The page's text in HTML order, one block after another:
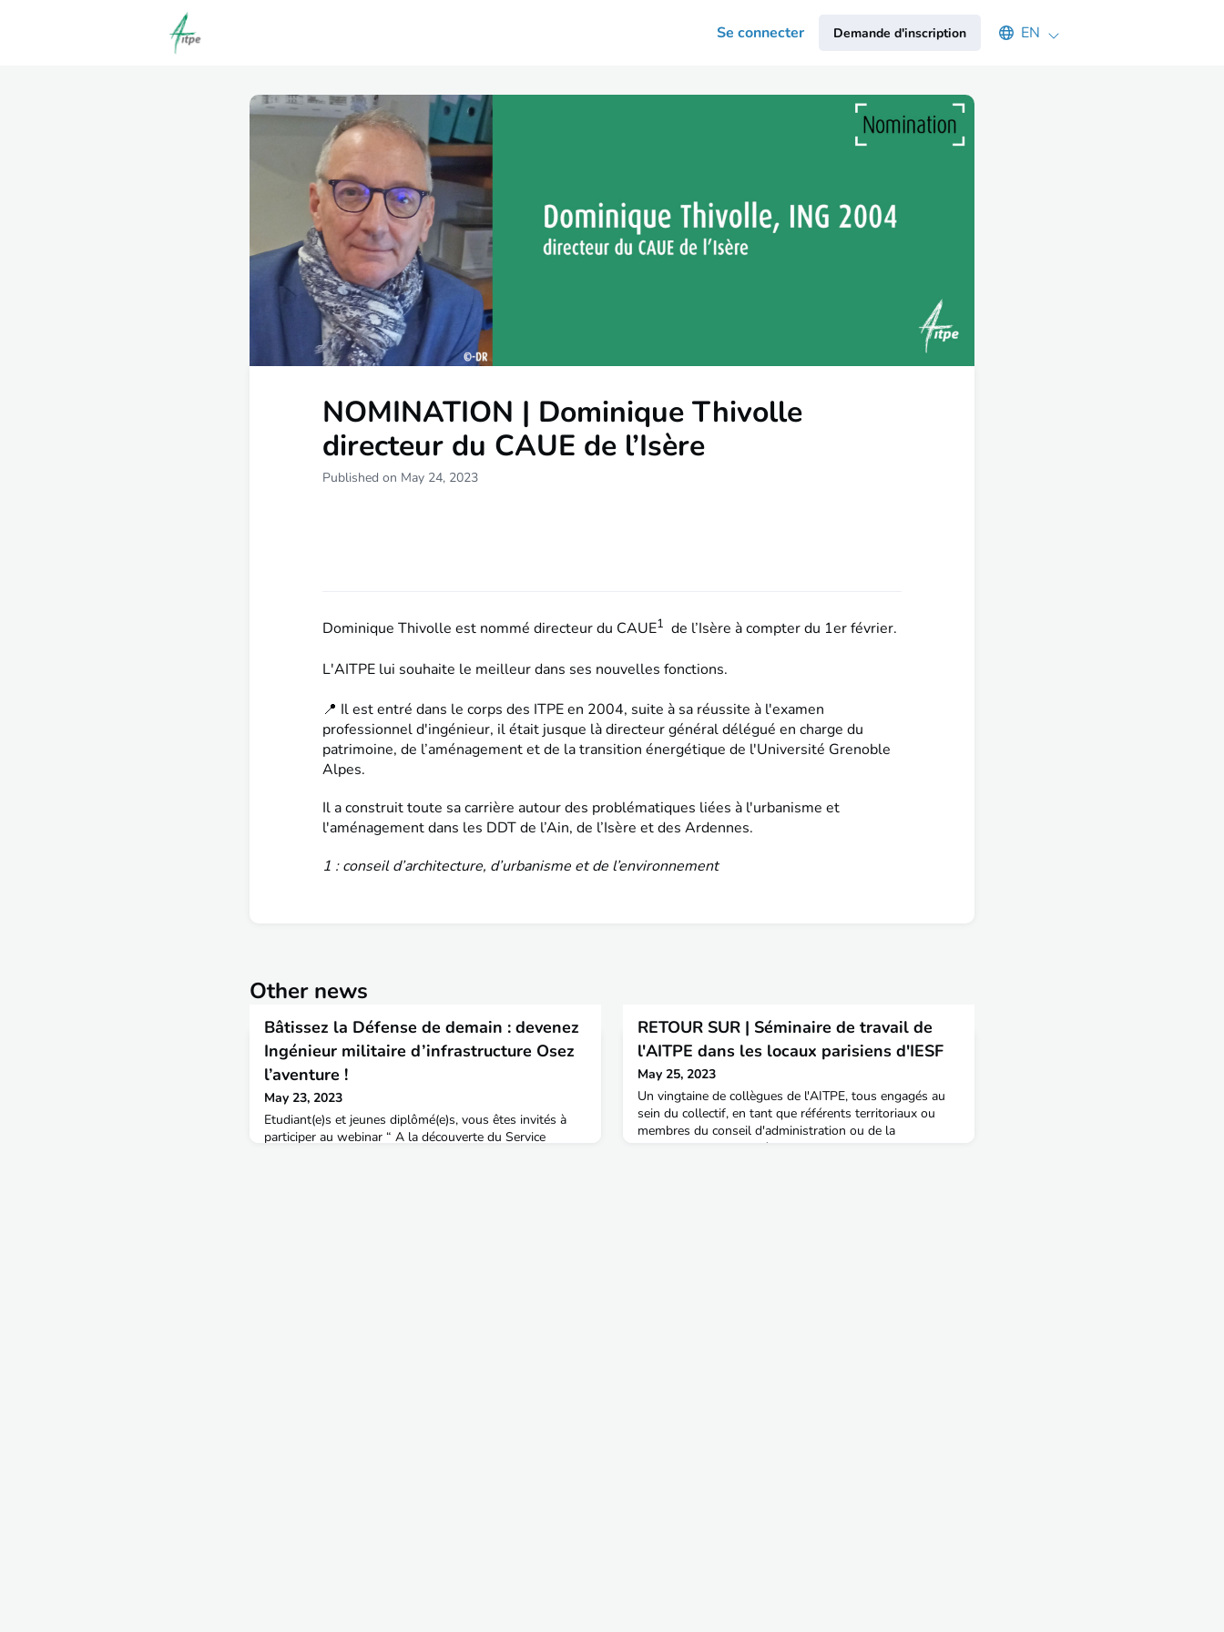
Offres d'emploi dépôt/consultation Votre association
Clubs | Promos
Se connecter Demande d'inscription Select an available language
EN
NOMINATION | Dominique Thivolle
directeur du CAUE de l’Isère
Published on May 24, 2023
Dominique Thivolle est nommé directeur du CAUE1 de l’Isère à compter du 1er février.
L'AITPE lui souhaite le meilleur dans ses nouvelles fonctions.
📍 Il est entré dans le corps des ITPE en 2004, suite à sa réussite à l'examen
professionnel d'ingénieur, il était jusque là directeur général délégué en charge du
patrimoine, de l’aménagement et de la transition énergétique de l'Université Grenoble
Alpes.
Il a construit toute sa carrière autour des problématiques liées à l'urbanisme et
l'aménagement dans les DDT de l’Ain, de l’Isère et des Ardennes.
1 : conseil d’architecture, d’urbanisme et de l’environnement
Other news
Bâtissez la Défense de demain : devenez
Ingénieur militaire d’infrastructure Osez
l’aventure !
May 23, 2023
Etudiant(e)s et jeunes diplômé(e)s, vous êtes invités à
participer au webinar “ A la découverte du Service
RETOUR SUR | Séminaire de travail de
l'AITPE dans les locaux parisiens d'IESF
May 25, 2023
Un vingtaine de collègues de l'AITPE, tous engagés au
sein du collectif, en tant que référents territoriaux ou
membres du conseil d'administration ou de la
permanence, se sont réunis mardi 23 mai, lors d'un